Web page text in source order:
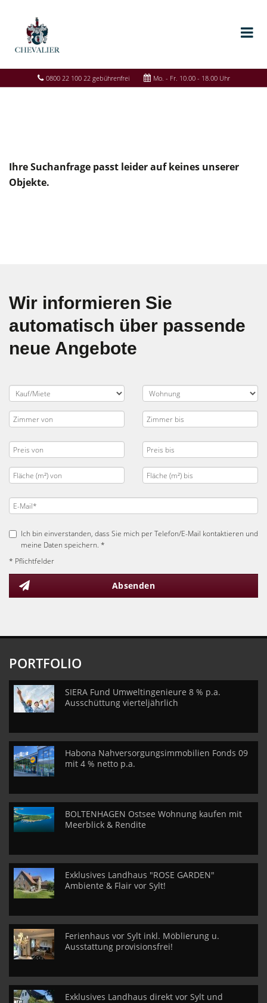
0800 22 100 22 gebührenfrei Mo. - Fr. 10.00 - 18.00 Uhr
Ihre Suchanfrage passt leider auf keines unserer
Objekte.
Wir informieren Sie
automatisch über passende
neue Angebote
Ich bin einverstanden, dass Sie mich per Telefon/E-Mail kontaktieren und
meine Daten speichern. *
* Pflichtfelder
Absenden
PORTFOLIO
SIERA Fund Umweltingenieure 8 % p.a.
Ausschüttung vierteljährlich
Habona Nahversorgungsimmobilien Fonds 09
mit 4 % netto p.a.
BOLTENHAGEN Ostsee Wohnung kaufen mit
Meerblick & Rendite
Exklusives Landhaus "ROSE GARDEN"
Ambiente & Flair vor Sylt!
Ferienhaus vor Sylt inkl. Möblierung u.
Ausstattung provisionsfrei!
Exklusives Landhaus direkt vor Sylt und